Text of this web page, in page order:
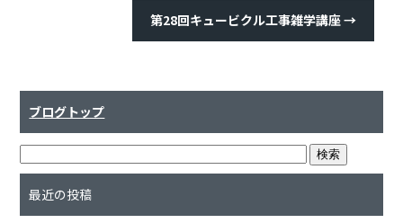
第28回キュービクル工事雑学講座→
ブログトップ
最近の投稿